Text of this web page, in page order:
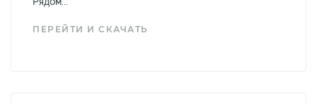
ПЕРЕЙТИ И СКАЧАТЬ